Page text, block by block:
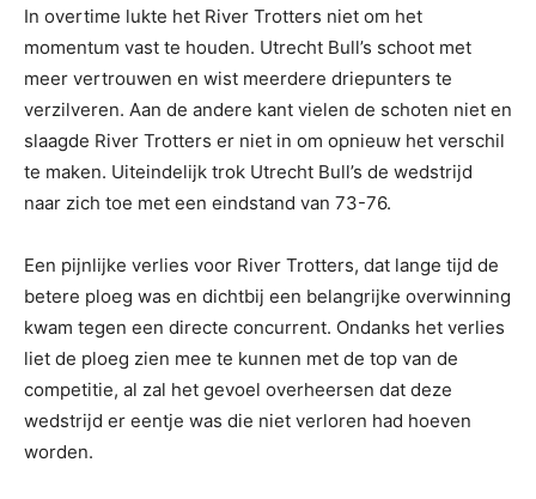
In overtime lukte het River Trotters niet om het
momentum vast te houden. Utrecht Bull’s schoot met
meer vertrouwen en wist meerdere driepunters te
verzilveren. Aan de andere kant vielen de schoten niet en
slaagde River Trotters er niet in om opnieuw het verschil
te maken. Uiteindelijk trok Utrecht Bull’s de wedstrijd
naar zich toe met een eindstand van 73-76.
Een pijnlijke verlies voor River Trotters, dat lange tijd de
betere ploeg was en dichtbij een belangrijke overwinning
kwam tegen een directe concurrent. Ondanks het verlies
liet de ploeg zien mee te kunnen met de top van de
competitie, al zal het gevoel overheersen dat deze
wedstrijd er eentje was die niet verloren had hoeven
worden.